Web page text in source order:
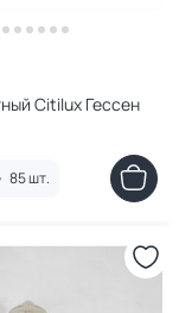
Citilux Гессен
85 шт.